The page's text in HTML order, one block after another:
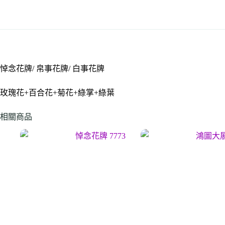
悼念花牌/ 帛事花牌/ 白事花牌
玫瑰花+百合花+菊花+綠掌+綠葉
相關商品